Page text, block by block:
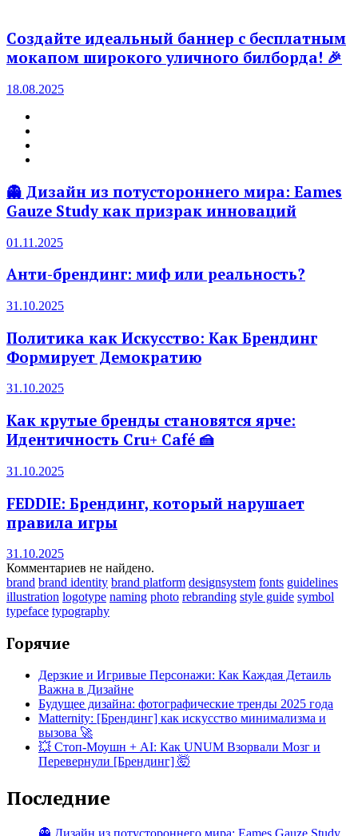
Создайте идеальный баннер с бесплатным
мокапом широкого уличного билборда! 🎉
18.08.2025
👻 Дизайн из потустороннего мира: Eames
Gauze Study как призрак инноваций
01.11.2025
Анти-брендинг: миф или реальность?
31.10.2025
Политика как Искусство: Как Брендинг
Формирует Демократию
31.10.2025
Как крутые бренды становятся ярче:
Идентичность Cru+ Café 🍰
31.10.2025
FEDDIE: Брендинг, который нарушает
правила игры
31.10.2025
Комментариев не найдено.
brand brand identity brand platform designsystem fonts guidelines
illustration logotype naming photo rebranding style guide symbol
typeface typography
Горячие
Дерзкие и Игривые Персонажи: Как Каждая Детаиль
Важна в Дизайне
Будущее дизайна: фотографические тренды 2025 года
Matternity: [Брендинг] как искусство минимализма и
вызова 🚀
💥 Стоп-Моушн + AI: Как UNUM Взорвали Мозг и
Перевернули [Брендинг] 🤯
Последние
👻 Дизайн из потустороннего мира: Eames Gauze Study